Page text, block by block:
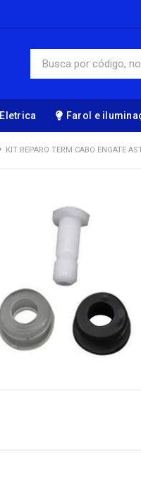
Eletrica Farol e
KIT REPARO TERM CABO ENGATE